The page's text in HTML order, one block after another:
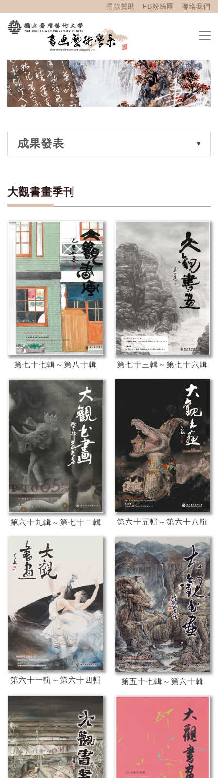
捐款贊助 FB粉絲團 聯絡我們
成果發表
大觀書畫季刊
第七十七輯～第八十輯 第七十三輯～第七十六輯
第六十九輯～第七十二輯 第六十五輯～第六十八輯
第六十一輯～第六十四輯 第五十七輯～第六十輯